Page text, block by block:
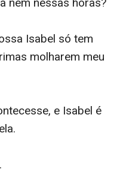
Isabel só tem
molharem meu
e Isabel é